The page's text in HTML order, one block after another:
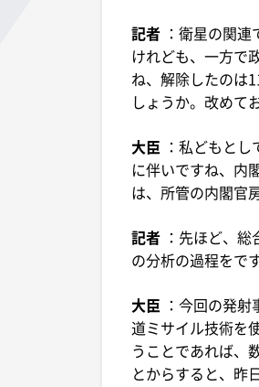
記者 ：衛星の関
けれども、一方で
ね、解除したのは
しょうか。改めて
大臣 ：私どもと
に伴いですね、内
は、所管の内閣官
記者 ：先ほど、
の分析の過程をで
大臣 ：今回の発
道ミサイル技術を
うことであれば、
とからすると、昨